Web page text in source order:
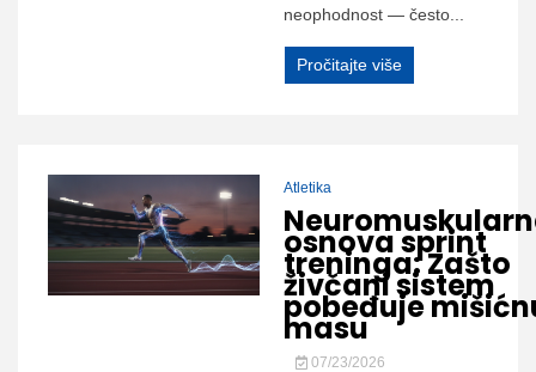
neophodnost — često...
Pročitajte više
Atletika
osnova sprint
treninga: Zašto
živčani sistem
pobeđuje
masu
07/23/2026